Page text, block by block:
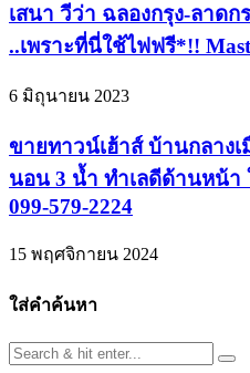
เสนา วีว่า ฉลองกรุง-ลาดก
..เพราะที่นี่ใช้ไฟฟรี*!!
6 มิถุนายน 2023
ขายทาวน์เฮ้าส์ บ้านกลาง
นอน 3 น้ำ ทำเลดีด้านหน้า
099-579-2224
15 พฤศจิกายน 2024
ใส่คำค้นหา